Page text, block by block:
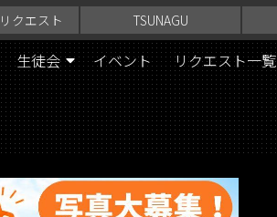
クエスト TSUNAGU
生徒会 イベント リクエスト一覧